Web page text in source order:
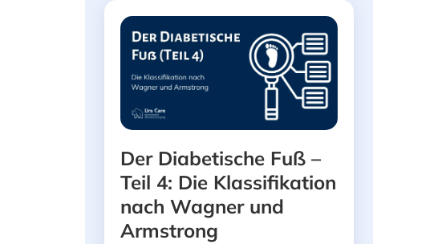
Der Diabetische Fuß –
Teil 4: Die Klassifikation
nach Wagner und
Armstrong